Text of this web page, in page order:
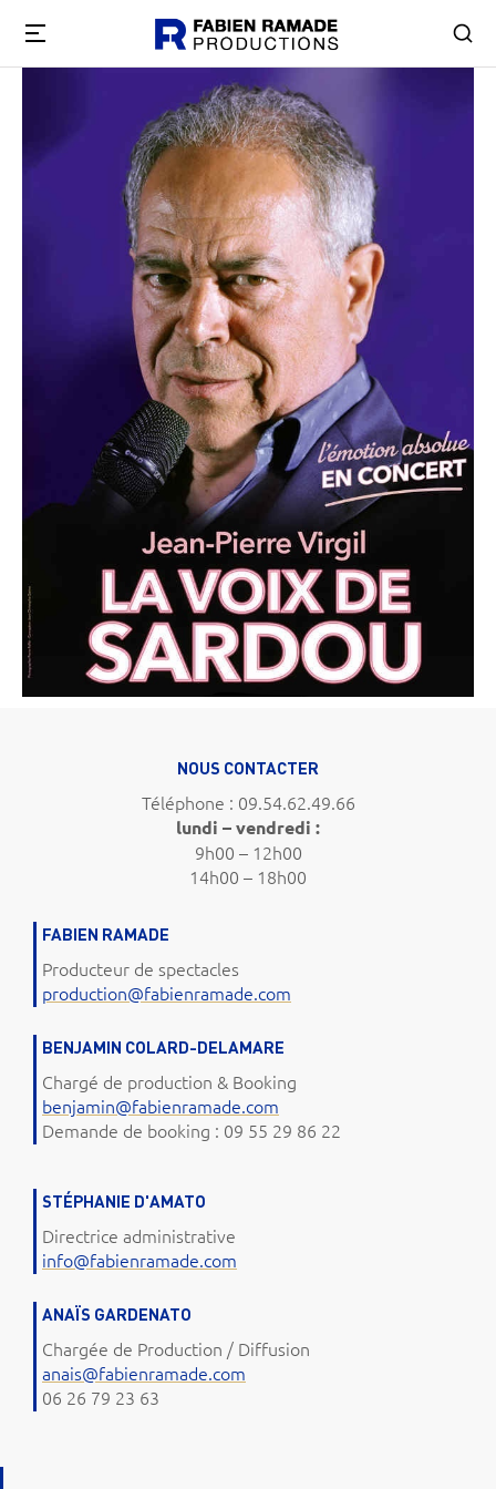
NOUS CONTACTER
Téléphone : 09.54.62.49.66
lundi – vendredi :
9h00 – 12h00
14h00 – 18h00
FABIEN RAMADE
Producteur de spectacles
production@fabienramade.com
BENJAMIN COLARD-DELAMARE
Chargé de production & Booking
benjamin@fabienramade.com
Demande de booking : 09 55 29 86 22
STÉPHANIE D'AMATO
Directrice administrative
info@fabienramade.com
ANAÏS GARDENATO
Chargée de Production / Diffusion
anais@fabienramade.com
06 26 79 23 63